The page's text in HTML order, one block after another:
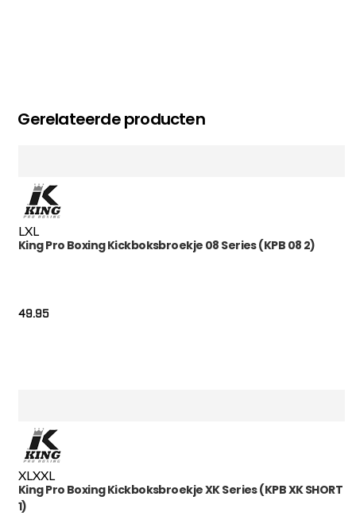
Gerelateerde producten
L XL
King Pro Boxing Kickboksbroekje 08 Series (KPB 08 2)
49.95
XLXXL
King Pro Boxing Kickboksbroekje XK Series (KPB XK SHORT
1)